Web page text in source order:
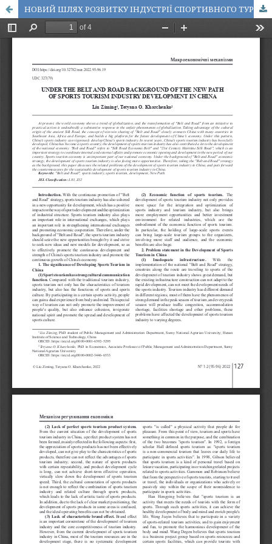
НОВИЙ ШЛЯХ РОЗВИТКУ ІНДУСТРІЇ СПОРТИВНОГО ТУРИЗМУ В КИТАЇ З УРАХУВАННЯМ СТРАТЕГІЇ «ПОЯС І ШЛЯХ»